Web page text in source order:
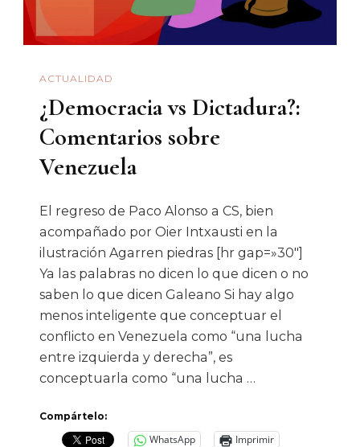
Humanos
Sonora
ACTUALIDAD
¿Democracia vs Dictadura?:
Comentarios sobre
Venezuela
El regreso de Paco Alonso a CS, bien
acompañado por Oier Intxausti en la
ilustración Agarren piedras [hr gap=»30″]
Ya las palabras no dicen lo que dicen o no
saben lo que dicen Galeano Si hay algo
menos inteligente que conceptuar el
conflicto en Venezuela como “una lucha
entre izquierda y derecha”, es
conceptuarla como “una lucha …
Compártelo:
WhatsApp
Imprimir